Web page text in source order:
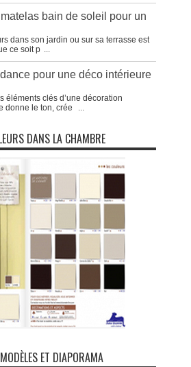
bain de soleil pour un
dans son jardin ou sur sa terrasse est
ce soit p ...
pour une déco intérieure
éléments clés d’une décoration
donne le ton, crée
...
DANS LA CHAMBRE
ET DIAPORAMA